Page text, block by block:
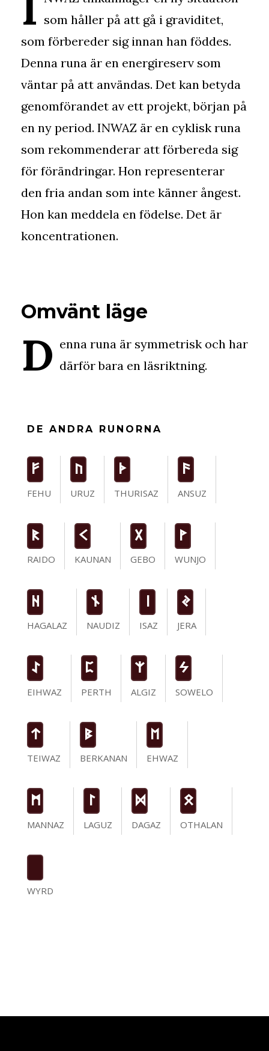
som håller på att gå i graviditet,
som förbereder sig innan han föddes.
Denna runa är en energireserv som
väntar på att användas. Det kan betyda
genomförandet av ett projekt, början på
en ny period. INWAZ är en cyklisk runa
som rekommenderar att förbereda sig
för förändringar. Hon representerar
den fria andan som inte känner ångest.
Hon kan meddela en födelse. Det är
koncentrationen.
Omvänt läge
D enna runa är symmetrisk och har
därför bara en läsriktning.
DE ANDRA RUNORNA
F
FEHU
U
URUZ
T
THURISAZ
a
ANSUZ
R
RAIDO
K
KAUNAN
G
GEBO
W
WUNJO
H
HAGALAZ
n
NAUDIZ
ISAZ
J
JERA
I
EIHWAZ
P
PERTH
Z
ALGIZ
S
SOWELO
t
TEIWAZ
B
BERKANAN
E
EHWAZ
M
MANNAZ
L
LAGUZ
D
DAGAZ
O
OTHALAN
WYRD